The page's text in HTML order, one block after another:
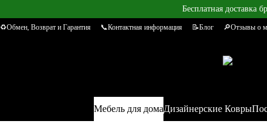
Бесплатная доставка
♻Обмен, Возврат и Гарантия 📞Контактная информация 📝Блог 🔎Отзывы о
Мебель для домаДизайнерские Ковры